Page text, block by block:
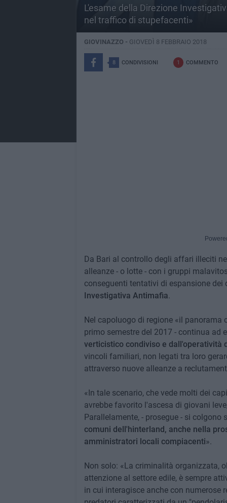
L'esame della Direzione
nel traffico di stupefacenti»
GIOVINAZZO - GIOVEDÌ 8 FEBBRAIO 2018
8 CONDIVISIONI 1 COMMENTO
Da Bari al controllo degli affari illeciti
alleanze - o lotte - con i gruppi
conseguenti tentativi di espansione dei
Investigativa Antimafia.
Nel capoluogo di regione «il panorama
primo semestre del 2017 - continua ad
verticistico condiviso e dall'operatività
vincoli familiari, non legati tra loro
attraverso nuove alleanze a
«In tale scenario, che vede molti dei
avrebbe favorito l'ascesa di giovani
Parallelamente, - prosegue - si
comuni dell'hinterland, anche nella
amministratori locali compiacenti».
Non solo: «La criminalità organizzata,
attenzione al settore edile, è sempre
in cui interagisce anche con numerose